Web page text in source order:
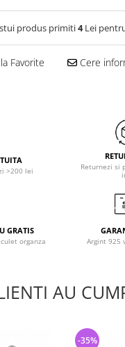
produs primiti4Lei
Favorite Cere
>200 lei
Returnezi si
GRATIS
organza Argint 925
AU
-35%